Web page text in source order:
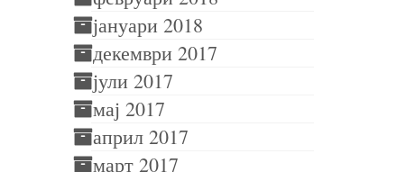
јануари 2018
декември 2017
јули 2017
мај 2017
април 2017
март 2017